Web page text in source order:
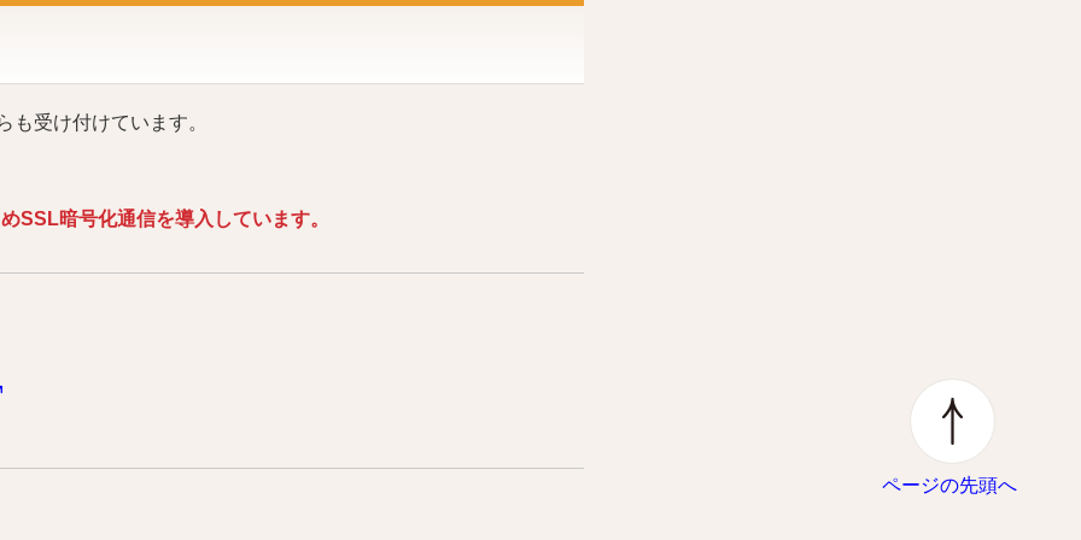
受け付けています。
SSL暗号化通信を導入しています。
ページの先頭へ